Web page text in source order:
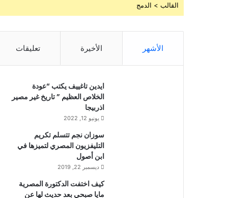
القالب > الدمج
الأشهر الأخيرة تعليقات
ايدين تاغييف يكتب “عودة
الخلاص العظيم ” تاريخ غير مصير
اذربيجا
يونيو 12, 2022
سوزان نجم تتسلم تكريم
التليفزيون المصري لتميزها في
ابن أصول
ديسمبر 22, 2019
كيف اختفت الدكتورة المصرية
مايا صبحي بعد حديث لها عن